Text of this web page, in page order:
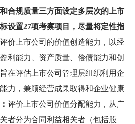
合规质量三方面设定多层次的上市
设置27项考察项目，尽量将定性指
评价上市公司的价值创造能力，以经
利能力、资产质量、偿债能力和创
在评估上市公司管理层组织利用企
力，兼顾经营成果取得和企业健康
评价上市公司价值分配能力，从广
者分为合同利益相关者（包括股